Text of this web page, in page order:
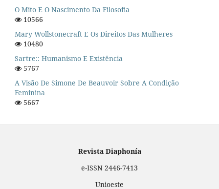
O Mito E O Nascimento Da Filosofia
10566
Mary Wollstonecraft E Os Direitos Das Mulheres
10480
Sartre:: Humanismo E Existência
5767
A Visão De Simone De Beauvoir Sobre A Condição
Feminina
5667
Revista Diaphonía
e-ISSN 2446-7413
Unioeste